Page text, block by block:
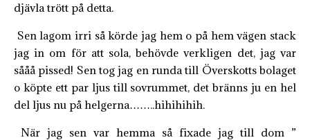
djävla trött på detta.
Sen lagom irri så körde jag hem o på hem vägen stack
jag in om för att sola, behövde verkligen det, jag var
sååå pissed! Sen tog jag en runda till Överskotts bolaget
o köpte ett par ljus till sovrummet, det bränns ju en hel
del ljus nu på helgerna……..hihihihih.
När jag sen var hemma så fixade jag till dom ”